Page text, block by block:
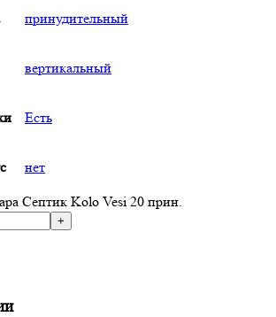
принудительный
вертикальный
Есть
нет
Септик Kolo Vesi 20 прин.